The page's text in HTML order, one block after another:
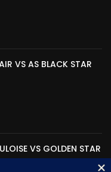
VS AS BLACK STAR
VS GOLDEN STAR